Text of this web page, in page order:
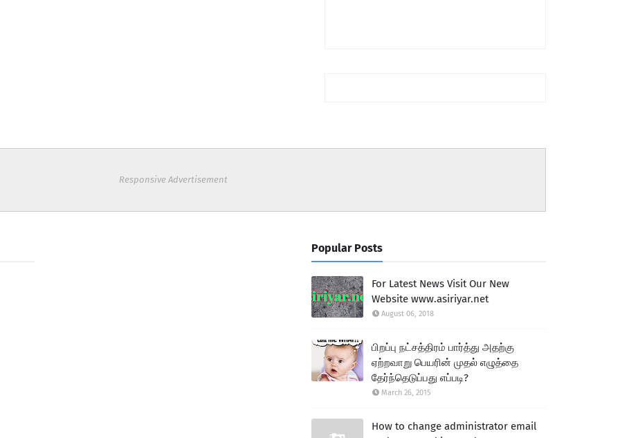
Responsive Advertisement
Popular Posts
For Latest News Visit Our New
Website www.asiriyar.net
August 06, 2018
பிறப்பு நட்சத்திரம் பார்த்து அதற்கு
ஏற்றவாறு பெயரின் முதல் எழுத்தை
தேர்ந்தெடுப்பது எப்படி?
March 26, 2015
How to change administrator email